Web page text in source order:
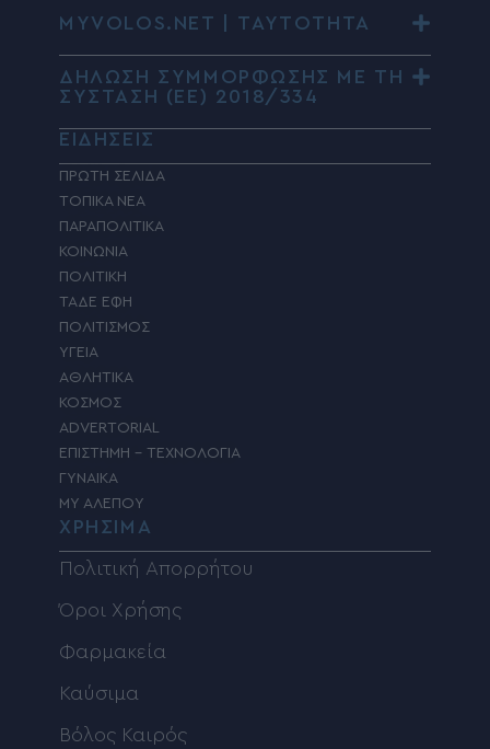
MYVOLOS.NET | ΤΑΥΤΟΤΗΤΑ
ΔΗΛΩΣΗ ΣΥΜΜΟΡΦΩΣΗΣ ΜΕ ΤΗ
ΣΥΣΤΑΣΗ (ΕΕ) 2018/334
ΕΙΔΗΣΕΙΣ
ΠΡΩΤΗ ΣΕΛΙΔΑ
ΤΟΠΙΚΑ ΝΕΑ
ΠΑΡΑΠΟΛΙΤΙΚΑ
ΚΟΙΝΩΝΙΑ
ΠΟΛΙΤΙΚΗ
ΤΑΔΕ ΕΦΗ
ΠΟΛΙΤΙΣΜΟΣ
ΥΓΕΙΑ
ΑΘΛΗΤΙΚΑ
ΚΟΣΜΟΣ
ADVERTORIAL
ΕΠΙΣΤΗΜΗ – ΤΕΧΝΟΛΟΓΙΑ
ΓΥΝΑΙΚΑ
MY ΑΛΕΠΟΥ
ΧΡΗΣΙΜΑ
Πολιτική Απορρήτου
Όροι Χρήσης
Φαρμακεία
Καύσιμα
Βόλος Καιρός